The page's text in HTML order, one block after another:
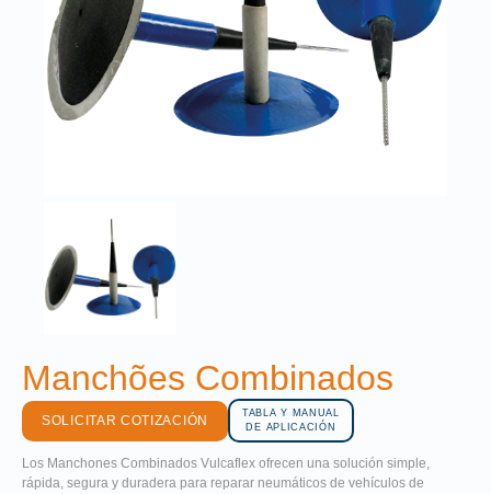
Manchões Combinados
SOLICITAR COTIZACIÓN
TABLA Y MANUAL
DE APLICACIÓN
Los Manchones Combinados Vulcaflex ofrecen una solución simple,
rápida, segura y duradera para reparar neumáticos de vehículos de